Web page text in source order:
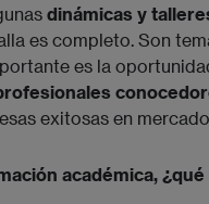
dinámicas y
es completo. Son
es la
exitosas en
académica,